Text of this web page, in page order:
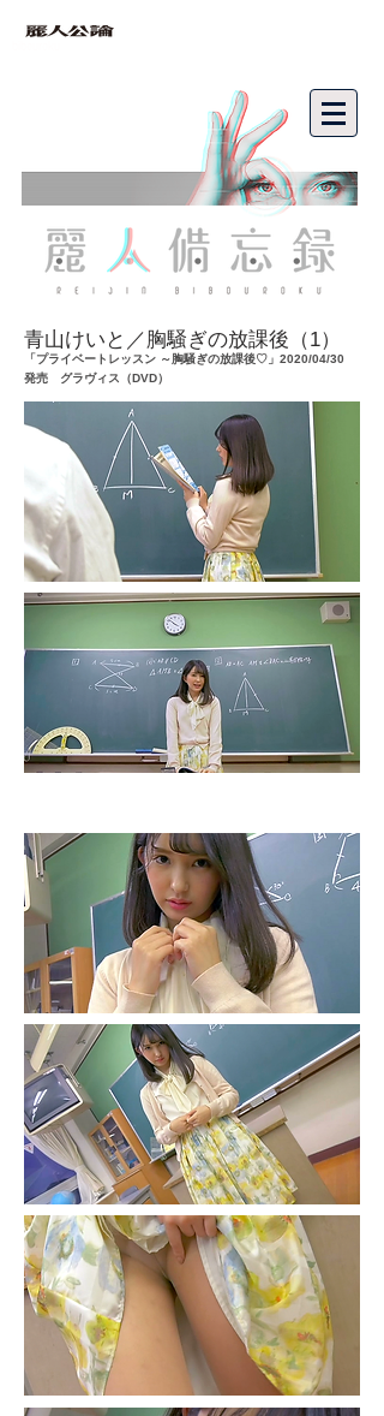
青山けいと／胸騒ぎの放課後（1）
「プライベートレッスン ～胸騒ぎの放課後♡」2020/04/30
発売 グラヴィス（DVD）